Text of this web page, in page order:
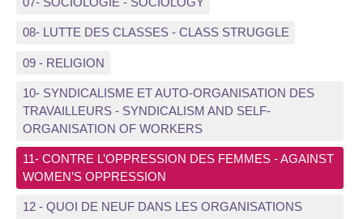
08- LUTTE DES CLASSES - CLASS STRUGGLE
09 - RELIGION
10- SYNDICALISME ET AUTO-ORGANISATION DES
TRAVAILLEURS - SYNDICALISM AND SELF-
ORGANISATION OF WORKERS
11- CONTRE L’OPPRESSION DES FEMMES - AGAINST
WOMEN’S OPPRESSION
12 - QUOI DE NEUF DANS LES ORGANISATIONS